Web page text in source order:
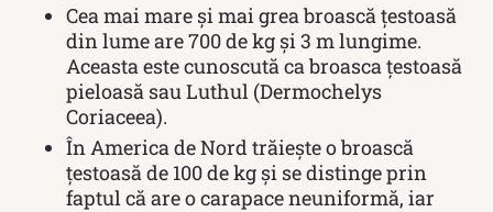
Cea mai mare și mai grea broască țestoasă
din lume are 700 de kg și 3 m lungime.
Aceasta este cunoscută ca broasca ţestoasă
pieloasă sau Luthul (Dermochelys
Coriaceea).
În America de Nord trăiește o broască
țestoasă de 100 de kg și se distinge prin
faptul că are o carapace neuniformă, iar